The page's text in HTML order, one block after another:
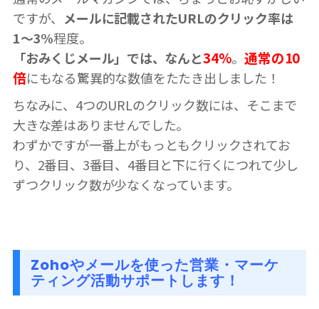
ですが、 メールに記載されたURLのクリック率は
1〜3%程度。
「おみくじメール」では、なんと34%。通常の10
倍にもなる驚異的な数値をたたき出しました！
ちなみに、4つのURLのクリック数には、そこまで
大きな差はありませんでした。
わずかですが一番上がもっともクリックされてお
り、2番目、3番目、4番目と下に行くにつれて少し
ずつクリック数が少なくなっています。
Zohoやメールを使った営業・マーケ
ティング活動サポートします！